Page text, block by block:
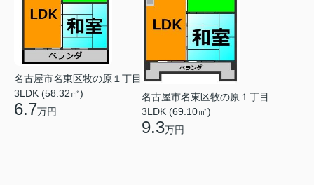
名古屋市名東区牧の原１丁目
3LDK (58.32㎡)
6.7万円
名古屋市名東区牧の原１丁目
3LDK (69.10㎡)
9.3万円